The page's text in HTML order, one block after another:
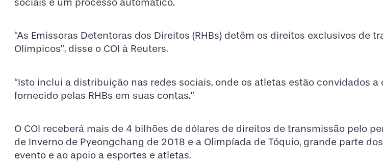
“As Emissoras Detentoras dos Direitos (RHBs) detêm os direitos exclusivos de
Olímpicos”, disse o COI à Reuters.
“Isto inclui a distribuição nas redes sociais, onde os atletas estão convidados
fornecido pelas RHBs em suas contas.”
O COI receberá mais de 4 bilhões de dólares de direitos de transmissão pelo
de Inverno de Pyeongchang de 2018 e a Olimpíada de Tóquio, grande parte
evento e ao apoio a esportes e atletas.